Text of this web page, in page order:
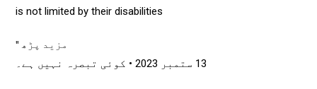
is not limited by their disabilities
مزید پڑھ "
13 ستمبر 2023 کوئی تبصرہ نہیں ہے۔